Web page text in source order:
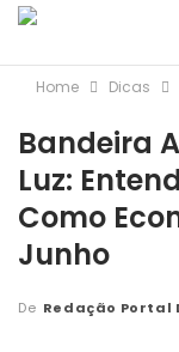
Home Dicas
Bandeira
Luz:
Como
Junho
De Redação Portal